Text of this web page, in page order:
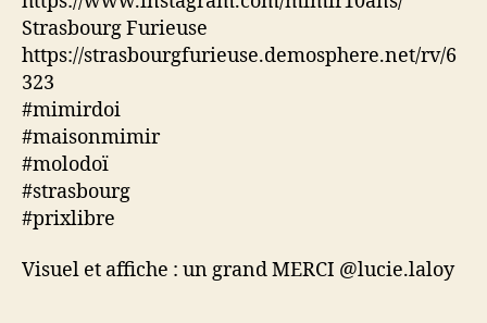
Strasbourg Furieuse
https://strasbourgfurieuse.demosphere.net/rv/6
323
#mimirdoi
#maisonmimir
#molodoï
#strasbourg
#prixlibre
Visuel et affiche : un grand MERCI @lucie.laloy